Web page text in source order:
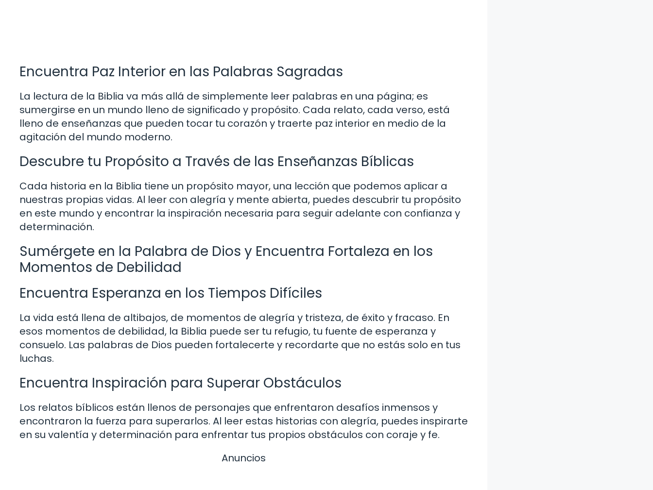
Encuentra Paz Interior en las Palabras Sagradas
La lectura de la Biblia va más allá de simplemente leer palabras en una página; es
sumergirse en un mundo lleno de significado y propósito. Cada relato, cada verso, está
lleno de enseñanzas que pueden tocar tu corazón y traerte paz interior en medio de la
agitación del mundo moderno.
Descubre tu Propósito a Través de las Enseñanzas Bíblicas
Cada historia en la Biblia tiene un propósito mayor, una lección que podemos aplicar a
nuestras propias vidas. Al leer con alegría y mente abierta, puedes descubrir tu propósito
en este mundo y encontrar la inspiración necesaria para seguir adelante con confianza y
determinación.
Sumérgete en la Palabra de Dios y Encuentra Fortaleza en los
Momentos de Debilidad
Encuentra Esperanza en los Tiempos Difíciles
La vida está llena de altibajos, de momentos de alegría y tristeza, de éxito y fracaso. En
esos momentos de debilidad, la Biblia puede ser tu refugio, tu fuente de esperanza y
consuelo. Las palabras de Dios pueden fortalecerte y recordarte que no estás solo en tus
luchas.
Encuentra Inspiración para Superar Obstáculos
Los relatos bíblicos están llenos de personajes que enfrentaron desafíos inmensos y
encontraron la fuerza para superarlos. Al leer estas historias con alegría, puedes inspirarte
en su valentía y determinación para enfrentar tus propios obstáculos con coraje y fe.
Anuncios